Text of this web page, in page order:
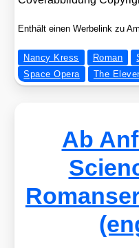
Ent­hält einen Wer­be­link zu
Nancy Kress Roman
Space Opera
The
Ab